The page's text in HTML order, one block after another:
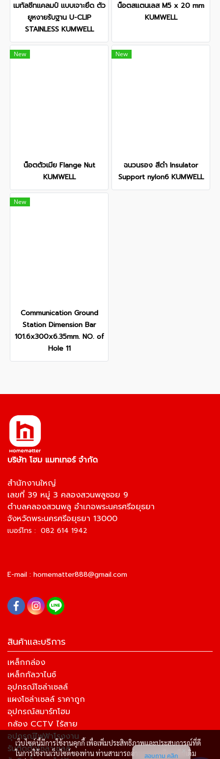
เมทัลชีทแคลมป์ แบบเจาะยึด ตัว
ยูหงายรับฐาน U-CLIP
STAINLESS KUMWELL
น็อตสแตนเลส M5 x 20 mm
KUMWELL
New
น็อตตัวเมีย Flange Nut
KUMWELL
New
ฉนวนรอง สีดำ Insulator
Support nylon6 KUMWELL
New
Communication Ground
Station Dimension Bar
101.6x300x6.35mm. NO. of
Hole 11
บริษัท โฮม แมทเทอร์ จำกัด
สำนักงานใหญ่
เลขที่ 39 หมู่ 3 คลองสวนพลูซอย 9
ตำบลคลองสวนพลู อำเภอพระนครศรีอยุธยา
จังหวัดพระนครศรีอยุธยา 13000
เบอร์โทร : 082 614 1942
E-mail : homematter888@gmail.com
สินค้าและบริการ
เหล็กกล่อง
เหล็กกัลวาไนซ์
อุปกรณ์โซล่าเซลล์
แผงโซล่าเซลล์ ราคาถูก
อุปกรณ์สมาร์ทโฮม
กล้อง CCTV ไร้สาย
อุปกรณ์ไฟฟ้าโรงงาน
รับติดตั้งโซล่าเซลล์
เว็บไซต์นี้มีการใช้งานคุกกี้ เพื่อเพิ่มประสิทธิภาพและประสบการณ์ที่ดี
ในการใช้งานเว็บไซต์ของท่าน ท่านสามารถอ่านรายละเอียดเพิ่มเติม
สอบถาม คลิก